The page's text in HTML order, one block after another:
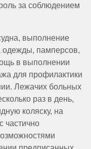
за соблюдением
выполнение
одежды, памперсов,
в выполнении
для профилактики
Лежачих больных
раз в день,
коляску, на
частично